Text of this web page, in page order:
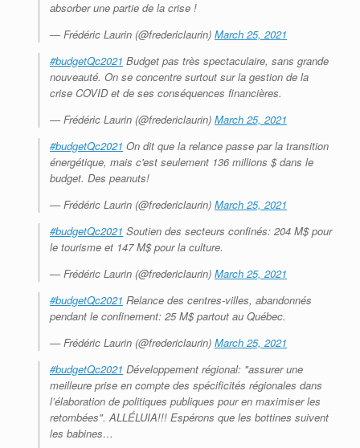
absorber une partie de la crise !
— Frédéric Laurin (@fredericlaurin) March 25, 2021
#budgetQc2021 Budget pas très spectaculaire, sans grande
nouveauté. On se concentre surtout sur la gestion de la
crise COVID et de ses conséquences financières.
— Frédéric Laurin (@fredericlaurin) March 25, 2021
#budgetQc2021 On dit que la relance passe par la transition
énergétique, mais c'est seulement 136 millions $ dans le
budget. Des peanuts!
— Frédéric Laurin (@fredericlaurin) March 25, 2021
#budgetQc2021 Soutien des secteurs confinés: 204 M$ pour
le tourisme et 147 M$ pour la culture.
— Frédéric Laurin (@fredericlaurin) March 25, 2021
#budgetQc2021 Relance des centres-villes, abandonnés
pendant le confinement: 25 M$ partout au Québec.
— Frédéric Laurin (@fredericlaurin) March 25, 2021
#budgetQc2021 Développement régional: "assurer une
meilleure prise en compte des spécificités régionales dans
l’élaboration de politiques publiques pour en maximiser les
retombées". ALLÉLUIA!!! Espérons que les bottines suivent
les babines…